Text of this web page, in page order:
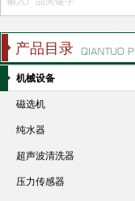
产品目录
机械设备
磁选机
纯水器
超声波清洗器
压力传感器